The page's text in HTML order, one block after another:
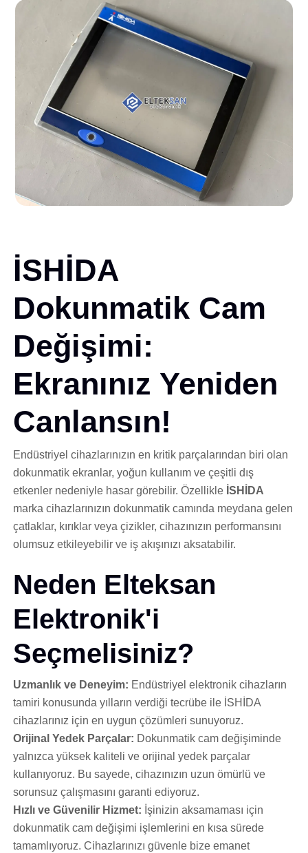
İSHİDA
Dokunmatik Cam
Değişimi:
Ekranınız Yeniden
Canlansın!
Endüstriyel cihazlarınızın en kritik parçalarından biri olan
dokunmatik ekranlar, yoğun kullanım ve çeşitli dış
etkenler nedeniyle hasar görebilir. Özellikle İSHİDA
marka cihazlarınızın dokunmatik camında meydana gelen
çatlaklar, kırıklar veya çizikler, cihazınızın performansını
olumsuz etkileyebilir ve iş akışınızı aksatabilir.
Neden Elteksan
Elektronik'i
Seçmelisiniz?
Uzmanlık ve Deneyim: Endüstriyel elektronik cihazların
tamiri konusunda yılların verdiği tecrübe ile İSHİDA
cihazlarınız için en uygun çözümleri sunuyoruz.
Orijinal Yedek Parçalar: Dokunmatik cam değişiminde
yalnızca yüksek kaliteli ve orijinal yedek parçalar
kullanıyoruz. Bu sayede, cihazınızın uzun ömürlü ve
sorunsuz çalışmasını garanti ediyoruz.
Hızlı ve Güvenilir Hizmet: İşinizin aksamaması için
dokunmatik cam değişimi işlemlerini en kısa sürede
tamamlıyoruz. Cihazlarınızı güvenle bize emanet